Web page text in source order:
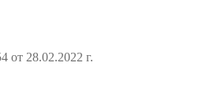
от 28.02.2022 г.